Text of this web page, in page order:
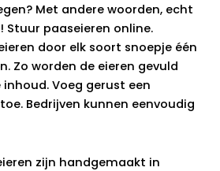
Met andere woorden, echt
Stuur paaseieren online.
door elk soort snoepje één
Zo worden de eieren gevuld
Voeg gerust een
Bedrijven kunnen eenvoudig
zijn handgemaakt in